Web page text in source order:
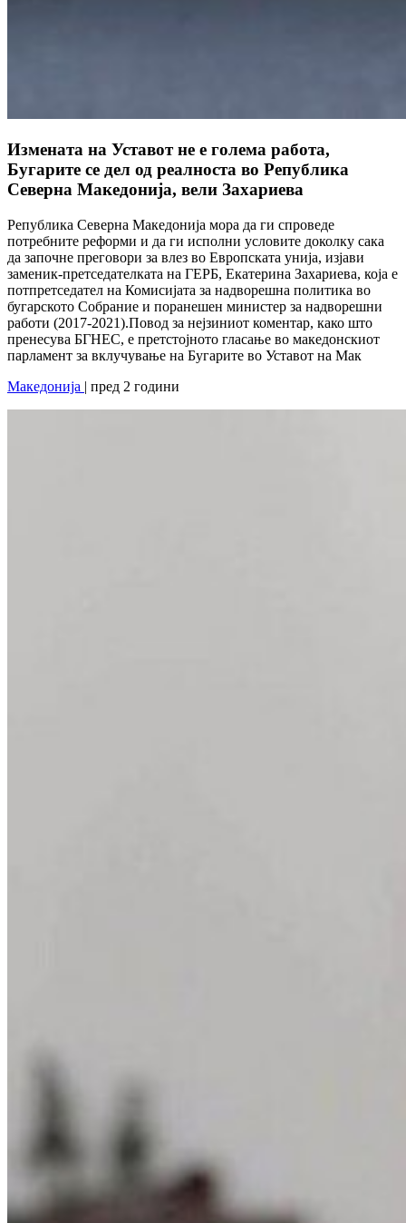
Измената на Уставот не е голема работа,
Бугарите се дел од реалноста во Република
Северна Македонија, вели Захариева
Република Северна Македонија мора да ги спроведе
потребните реформи и да ги исполни условите доколку сака
да започне преговори за влез во Европската унија, изјави
заменик-претседателката на ГЕРБ, Екатерина Захариева, која е
потпретседател на Комисијата за надворешна политика во
бугарското Собрание и поранешен министер за надворешни
работи (2017-2021).Повод за нејзиниот коментар, како што
пренесува БГНЕС, е претстојното гласање во македонскиот
парламент за вклучување на Бугарите во Уставот на Мак
Македонија | пред 2 години